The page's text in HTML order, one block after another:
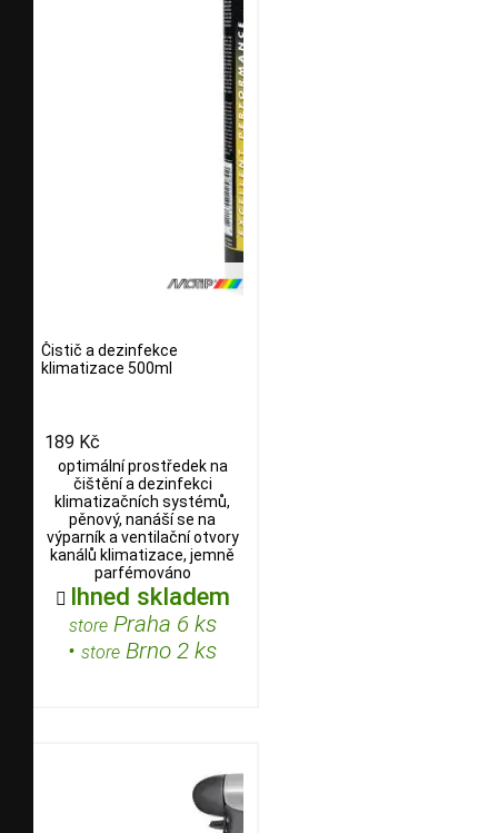
Čistič a dezinfekce
klimatizace 500ml
189 Kč
optimální prostředek na
čištění a dezinfekci
klimatizačních systémů,
pěnový, nanáší se na
výparník a ventilační otvory
kanálů klimatizace, jemně
parfémováno
 Ihned skladem
storePraha 6 ks
• store Brno 2 ks